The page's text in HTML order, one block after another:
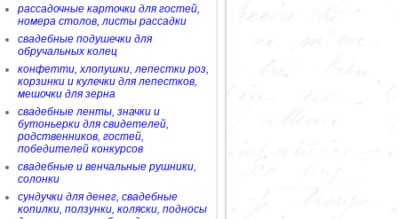
рассадочные карточки для гостей,
номера столов, листы рассадки
свадебные подушечки для
обручальных колец
конфетти, хлопушки, лепестки роз,
корзинки и кулечки для лепестков,
мешочки для зерна
свадебные ленты, значки и
бутоньерки для свидетелей,
родственников, гостей,
победителей конкурсов
свадебные и венчальные рушники,
солонки
сундучки для денег, свадебные
копилки, ползунки, коляски, подносы